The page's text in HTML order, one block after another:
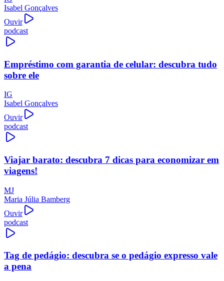
Isabel Gonçalves
Ouvir
podcast
Empréstimo com garantia de celular: descubra tudo
sobre ele
IG
Isabel Gonçalves
Ouvir
podcast
Viajar barato: descubra 7 dicas para economizar em
viagens!
MJ
Maria Júlia Bamberg
Ouvir
podcast
Tag de pedágio: descubra se o pedágio expresso vale
a pena